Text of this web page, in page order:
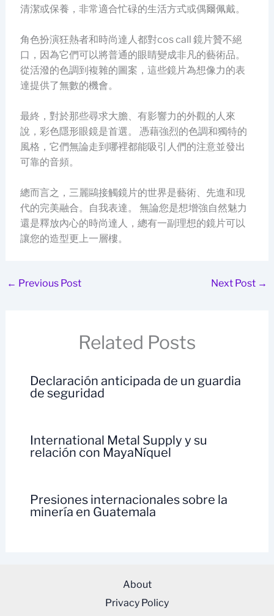
清潔或保養，非常適合忙碌的生活方式或偶爾佩戴。
角色扮演狂熱者和時尚達人都對cos call 鏡片贊不絕
口，因為它們可以將普通的眼睛變成非凡的藝術品。
從活潑的色調到複雜的圖案，這些鏡片為想像力的表
達提供了無數的機會。
最終，對於那些尋求大膽、有影響力的外觀的人來
說，彩色隱形眼鏡是首選。 憑藉強烈的色調和獨特的
風格，它們無論走到哪裡都能吸引人們的注意並發出
可靠的音頻。
總而言之，三麗鷗接觸鏡片的世界是藝術、先進和現
代的完美融合。自我表達。 無論您是想增強自然魅力
還是釋放內心的時尚達人，總有一副理想的鏡片可以
讓您的造型更上一層樓。
← Previous Post Next Post →
Related Posts
Declaración anticipada de un guardia
de seguridad
International Metal Supply y su
relación con MayaNíquel
Presiones internacionales sobre la
minería en Guatemala
About
Privacy Policy